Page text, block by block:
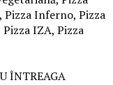
Pizza Inferno, Pizza
IZA, Pizza
ÎNTREAGA